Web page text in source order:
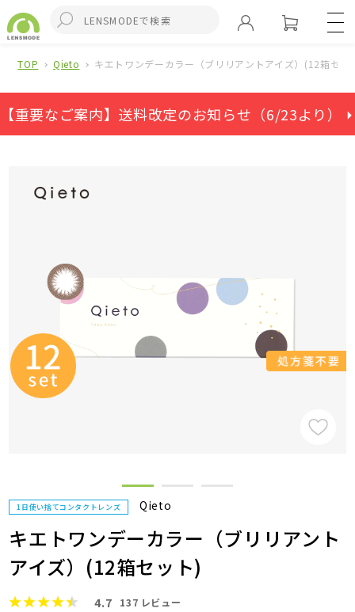
TOP Qieto キエトワンデーカラー（ブリリアントアイズ）(12箱セッ
【重要なご案内】送料改定のお知らせ（6/23より） ⏵
1日使い捨てコンタクトレンズ Qieto
キエトワンデーカラー（ブリリアント
アイズ）(12箱セット)
4.7 137 レビュー